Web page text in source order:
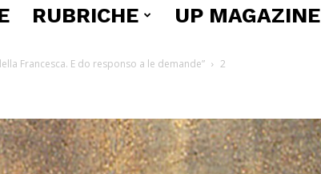
RUBRICHE UP MAGAZINE
Francesca. E do responso a le demande” 2